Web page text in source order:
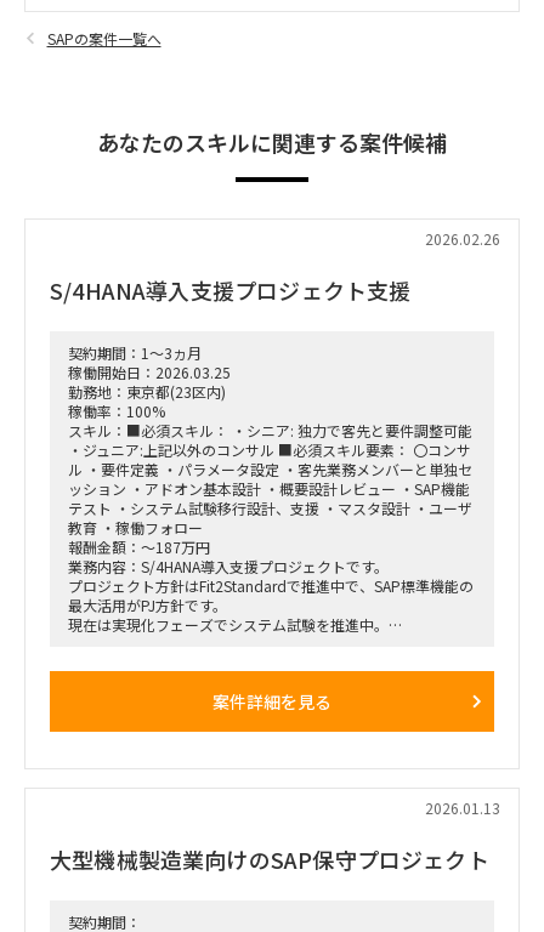
SAPの案件一覧へ
あなたのスキルに関連する案件候補
2026.02.26
S/4HANA導入支援プロジェクト支援
契約期間：1～3ヵ月
稼働開始日：2026.03.25
勤務地：東京都(23区内)
稼働率：100%
スキル：■必須スキル： ・シニア: 独力で客先と要件調整可能
・ジュニア:上記以外のコンサル ■必須スキル要素： 〇コンサ
ル ・要件定義 ・パラメータ設定 ・客先業務メンバーと単独セ
ッション ・アドオン基本設計 ・概要設計レビュー ・SAP機能
テスト ・システム試験移行設計、支援 ・マスタ設計 ・ユーザ
教育 ・稼働フォロー
報酬金額：～187万円
業務内容：S/4HANA導入支援プロジェクトです。
プロジェクト方針はFit2Standardで推進中で、SAP標準機能の
最大活用がPJ方針です。
現在は実現化フェーズでシステム試験を推進中。
加アドオン等の実装フェーズで
③販売管理管理コンサル（ＳＤ）※PSと連動経験が必要
～導入モジュール～
FI、CO、MM、PP、PS、SD、PEO
案件詳細を見る
2026.01.13
大型機械製造業向けのSAP保守プロジェクト
契約期間：